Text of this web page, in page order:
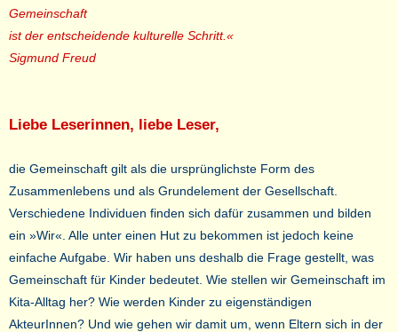
Gemeinschaft
ist der entscheidende kulturelle Schritt.«
Sigmund Freud
Liebe Leserinnen, liebe Leser,
die Gemeinschaft gilt als die ursprünglichste Form des
Zusammenlebens und als Grundelement der Gesellschaft.
Verschiedene Individuen finden sich dafür zusammen und bilden
ein »Wir«. Alle unter einen Hut zu bekommen ist jedoch keine
einfache Aufgabe. Wir haben uns deshalb die Frage gestellt, was
Gemeinschaft für Kinder bedeutet. Wie stellen wir Gemeinschaft im
Kita-Alltag her? Wie werden Kinder zu eigenständigen
AkteurInnen? Und wie gehen wir damit um, wenn Eltern sich in der